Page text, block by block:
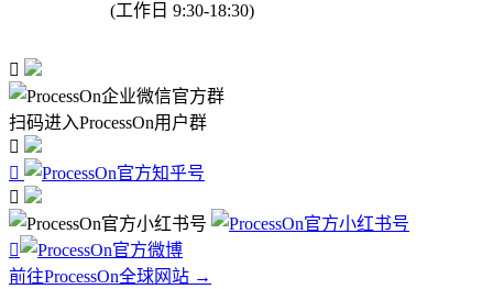
(工作日 9:30-18:30)

扫码进入ProcessOn用户群




前往ProcessOn全球网站 →